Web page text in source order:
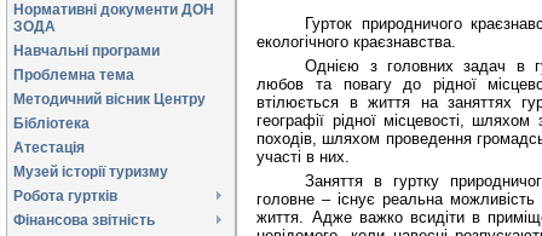
Нормативні документи ДОН
ЗОДА
Навчальні програми
Проблемна тема
Методичний вісник Центру
Бібліотека
Атестація
Музей історії туризму
Робота гуртків
Фінансова звітність
Гурток природничого
екологічного краєзнавства.
Однією з головних задач в
любов та повагу до рідної
втілюється в життя на заняттях
географії рідної місцевості,
походів, шляхом проведення
участі в них.
Заняття в гуртку
головне – існує реальна
життя. Адже важко всидіти в